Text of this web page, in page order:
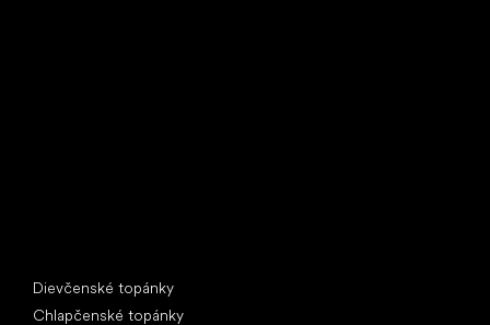
Dievčenské topánky
Chlapčenské topánky